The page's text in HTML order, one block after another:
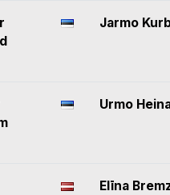
Jarmo
Urmo
Elīna